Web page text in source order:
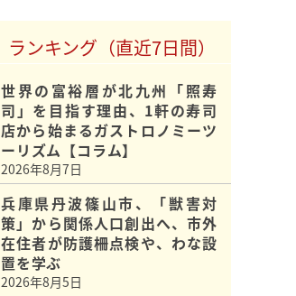
ランキング（直近7日間）
世界の富裕層が北九州「照寿
司」を目指す理由、1軒の寿司
店から始まるガストロノミーツ
ーリズム【コラム】
2026年8月7日
兵庫県丹波篠山市、「獣害対
策」から関係人口創出へ、市外
在住者が防護柵点検や、わな設
置を学ぶ
2026年8月5日